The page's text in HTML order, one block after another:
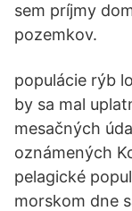
sem príjmy
pozemkov.
populácie rýb
by sa mal
mesačných
oznámených
pelagické
morskom dne